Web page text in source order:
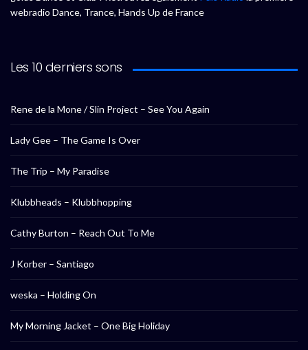
webradio Dance, Trance, Hands Up de France
Les 10 derniers sons
Rene de la Mone / Slin Project – See You Again
Lady Gee – The Game Is Over
The Trip – My Paradise
Klubbheads – Klubbhopping
Cathy Burton – Reach Out To Me
J Korber – Santiago
weska – Holding On
My Morning Jacket – One Big Holiday